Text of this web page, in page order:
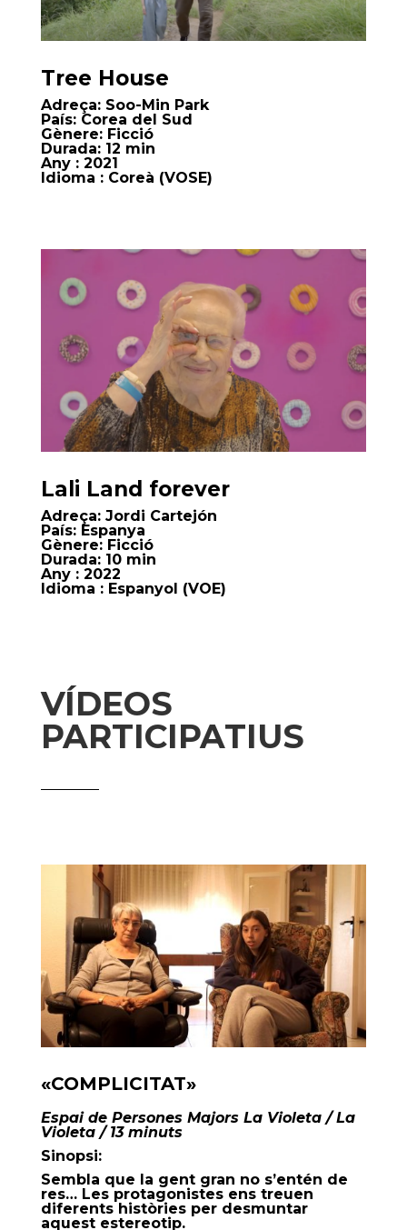
Tree House
Adreça:Soo-Min Park
País:Corea del Sud
Gènere:Ficció
Durada:12 min
Any: 2021
Idioma : Coreà (VOSE)
Lali Land forever
Adreça:Jordi Cartejón
País:Espanya
Gènere:Ficció
Durada:10 min
Any: 2022
Idioma : Espanyol (VOE)
VÍDEOS
PARTICIPATIUS
«COMPLICITAT»
Espai de Persones Majors La Violeta / La
Violeta / 13 minuts
Sinopsi:
Sembla que la gent gran no s’entén de
res… Les protagonistes ens treuen
diferents històries per desmuntar
aquest estereotip.